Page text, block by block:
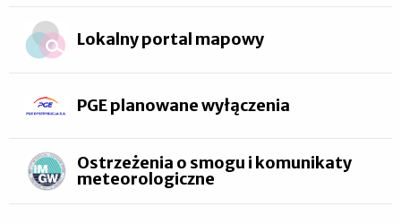
Lokalny portal mapowy
PGE planowane wyłączenia
Ostrzeżenia o smogu i komunikaty
meteorologiczne